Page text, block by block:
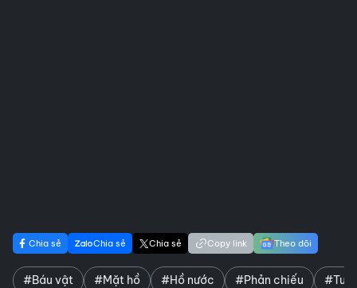
Chia sẻ Chia sẻ Chia sẻ Copy link Theo dõi
#Báu vật #Mặt hồ #Hồ nước #Phản chiếu